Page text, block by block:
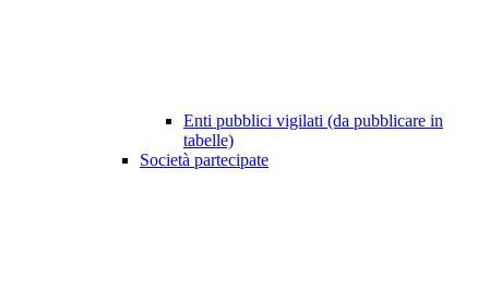
Enti pubblici vigilati (da pubblicare in
tabelle)
Società partecipate